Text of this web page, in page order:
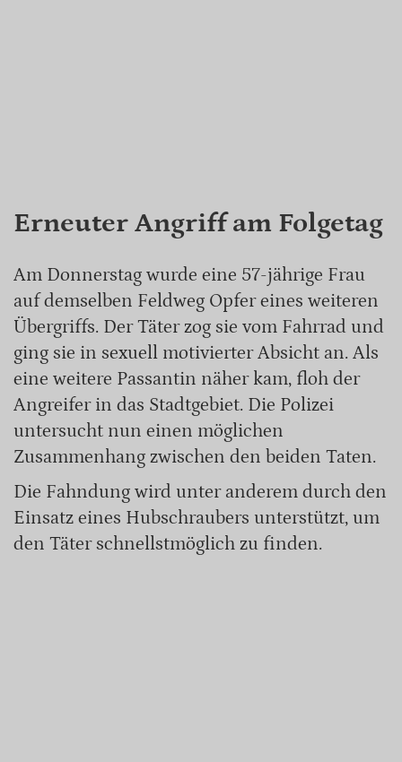
Erneuter Angriff am Folgetag
Am Donnerstag wurde eine 57-jährige Frau
auf demselben Feldweg Opfer eines weiteren
Übergriffs. Der Täter zog sie vom Fahrrad und
ging sie in sexuell motivierter Absicht an. Als
eine weitere Passantin näher kam, floh der
Angreifer in das Stadtgebiet. Die Polizei
untersucht nun einen möglichen
Zusammenhang zwischen den beiden Taten.
Die Fahndung wird unter anderem durch den
Einsatz eines Hubschraubers unterstützt, um
den Täter schnellstmöglich zu finden.